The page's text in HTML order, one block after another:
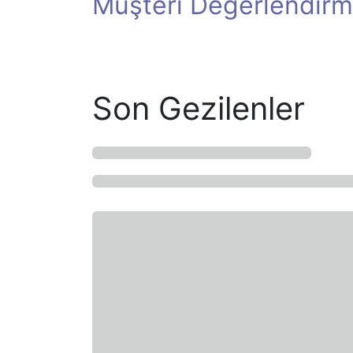
Son Gezilenler